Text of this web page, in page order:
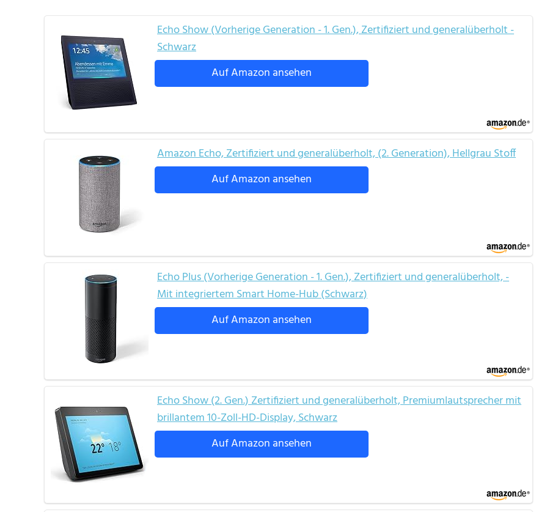
Echo Show (Vorherige Generation - 1. Gen.), Zertifiziert und generalüberholt -
Schwarz
Auf Amazon ansehen
Amazon Echo, Zertifiziert und generalüberholt, (2. Generation), Hellgrau Stoff
Auf Amazon ansehen
Echo Plus (Vorherige Generation - 1. Gen.), Zertifiziert und generalüberholt, -
Mit integriertem Smart Home-Hub (Schwarz)
Auf Amazon ansehen
Echo Show (2. Gen.) Zertifiziert und generalüberholt, Premiumlautsprecher mit
brillantem 10-Zoll-HD-Display, Schwarz
Auf Amazon ansehen